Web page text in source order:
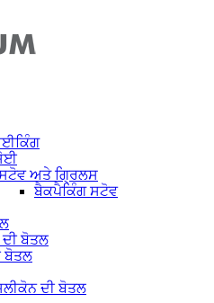
ਅਤੇ ਗ੍ਰਿਲਸ
ਬੈਕਪੈਕਿੰਗ ਸਟੋਵ
ਬੋਤਲ
ਬੋਤਲ
ਦੀ ਬੋਤਲ